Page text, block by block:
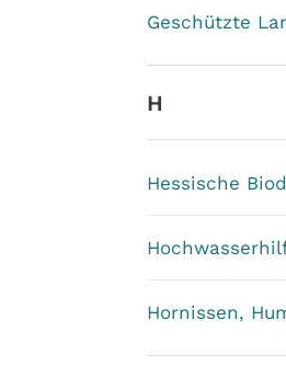
Geschützte
H
Hessische
Hornissen,